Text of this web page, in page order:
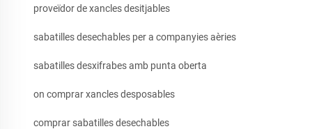
proveïdor de xancles desitjables
sabatilles desechables per a companyies aèries
sabatilles desxifrabes amb punta oberta
on comprar xancles desposables
comprar sabatilles desechables